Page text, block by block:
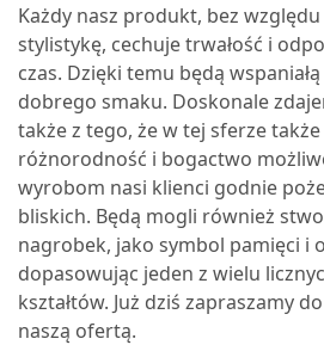
Każdy nasz produkt, bez
stylistykę, cechuje trwałość i
czas. Dzięki temu będą
dobrego smaku. Doskonale
także z tego, że w tej sferze
różnorodność i bogactwo
wyrobom nasi klienci godnie
bliskich. Będą mogli również
nagrobek, jako symbol pamięci i
dopasowując jeden z wielu
kształtów. Już dziś zapraszamy
naszą ofertą.